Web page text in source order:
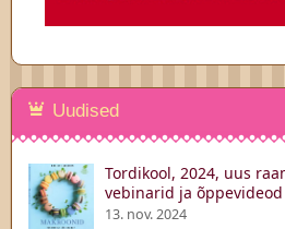
Uudised
Tordikool, 2024, uus
vebinarid ja õppevideod
13. nov. 2024